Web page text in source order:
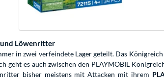
und Löwenritter
in zwei verfeindete Lager geteilt. Das
geht es auch zwischen den PLAYMOBIL
bisher meistens mit Attacken mit ihrem